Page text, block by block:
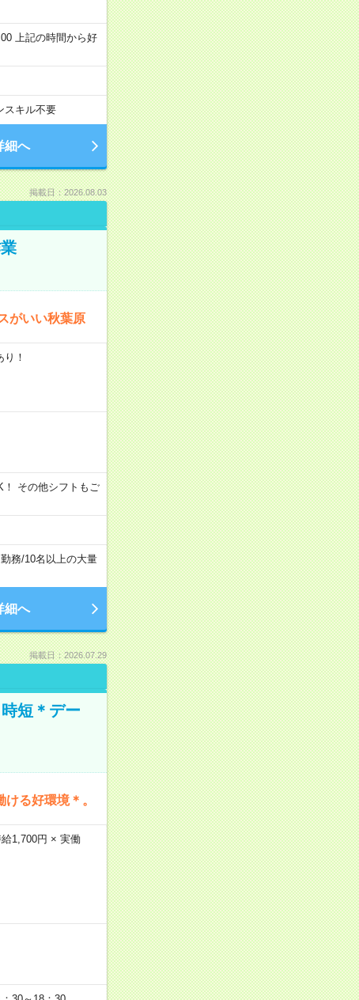
上記の時間から好
スキル不要
細へ
掲載日：2026.08.03
がいい秋葉原
！
その他シフトもご
務/10名以上の大量
細へ
掲載日：2026.07.29
短＊デー
る好環境＊。
1,700円 × 実働